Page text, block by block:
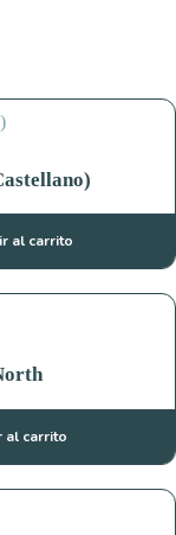
al carrito
al carrito